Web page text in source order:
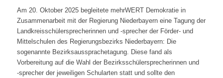
Am 20. Oktober 2025 begleitete mehrWERT Demokratie in
Zusammenarbeit mit der Regierung Niederbayern eine Tagung der
Landkreisschülersprecherinnen und ‑sprecher der Förder- und
Mittelschulen des Regierungsbezirks Niederbayern: Die
sogenannte Bezirksaussprachetagung. Diese fand als
Vorbereitung auf die Wahl der Bezirksschülersprecherinnen und
‑sprecher der jeweiligen Schularten statt und sollte den